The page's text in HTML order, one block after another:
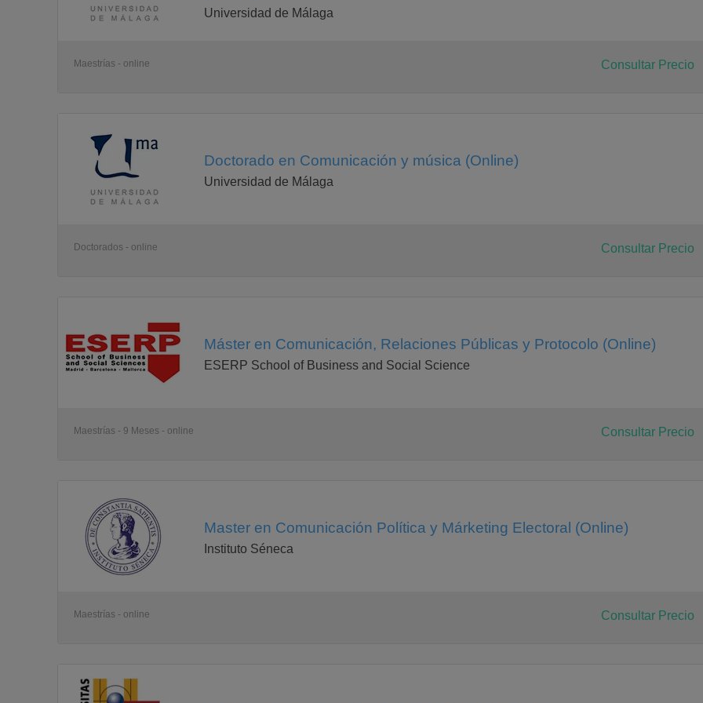
Concepción y definición del proyecto
Check list para la gestión de un proyecto online
La finalidad de este módulo no es convertirse en diseñador profesional. Se trata, mucho antes, de adquirir los principios
básicos del diseño online a fin de poder orientar y controlar del mejor modo posible el diseño de las páginas de las que
uno será responsable.
Por otro lado, los alumnos descubrirán los fundamentos de la usabilidad en internet, tanto para la web como para los
nuevos dispositivos móviles (smartphones, iPad...).
Principios básicos del diseño online
absolutamente crucial para cualquier proyecto de internet. Para ello es necesario conocer y dominar las claves de éxito
de los distintos tipos de contenidos posibles en internet: textos, fotos, vídeos, infográficos, datos...
Uno de los ámbitos que se analizará con más profundidad es el de la escritura: ¿cómo se debe escribir para internet?
¿Qué diferencias existen con otros medios? ¿Por qué es importante utilizar los términos adecuados?
Otro de los ámbitos que se abordará en este módulo es el de la planificación del trabajo. Para asegurar los mejores
Asignaturas:
Tipos de contenidos online
Escribir para Internet
Nuevas narrativas
Herramientas útiles
Módulo 6: MARKETING Y COMUNICACIÓN
entorno.
Universidad de Málaga
Maestrías - online Consultar Precio
Doctorado en Comunicación y música (Online)
Universidad de Málaga
Doctorados - online Consultar Precio
Máster en Comunicación, Relaciones Públicas y Protocolo (Online)
ESERP School of Business and Social Science
Maestrías - 9 Meses - online Consultar Precio
Master en Comunicación Política y Márketing Electoral (Online)
Instituto Séneca
Maestrías - online Consultar Precio